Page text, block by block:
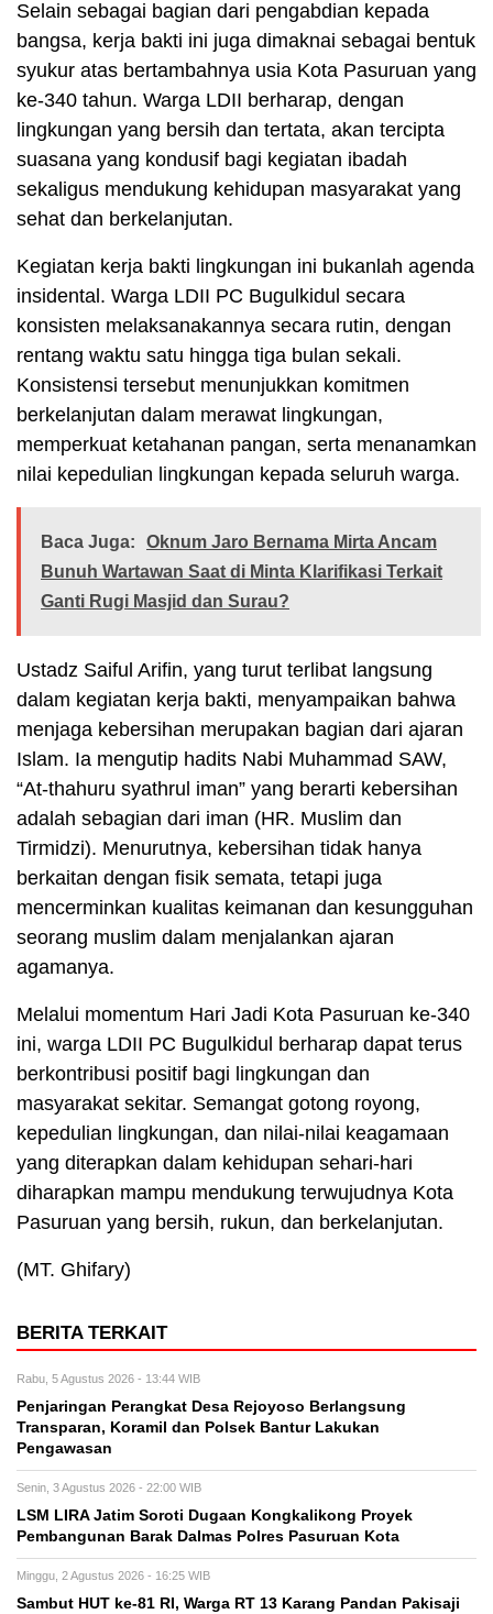
Selain sebagai bagian dari pengabdian kepada
bangsa, kerja bakti ini juga dimaknai sebagai bentuk
syukur atas bertambahnya usia Kota Pasuruan yang
ke-340 tahun. Warga LDII berharap, dengan
lingkungan yang bersih dan tertata, akan tercipta
suasana yang kondusif bagi kegiatan ibadah
sekaligus mendukung kehidupan masyarakat yang
sehat dan berkelanjutan.
Kegiatan kerja bakti lingkungan ini bukanlah agenda
insidental. Warga LDII PC Bugulkidul secara
konsisten melaksanakannya secara rutin, dengan
rentang waktu satu hingga tiga bulan sekali.
Konsistensi tersebut menunjukkan komitmen
berkelanjutan dalam merawat lingkungan,
memperkuat ketahanan pangan, serta menanamkan
nilai kepedulian lingkungan kepada seluruh warga.
Baca Juga:
Oknum Jaro Bernama Mirta Ancam
Bunuh Wartawan Saat di Minta Klarifikasi Terkait
Ganti Rugi Masjid dan Surau?
Ustadz Saiful Arifin, yang turut terlibat langsung
dalam kegiatan kerja bakti, menyampaikan bahwa
menjaga kebersihan merupakan bagian dari ajaran
Islam. Ia mengutip hadits Nabi Muhammad SAW,
“At-thahuru syathrul iman” yang berarti kebersihan
adalah sebagian dari iman (HR. Muslim dan
Tirmidzi). Menurutnya, kebersihan tidak hanya
berkaitan dengan fisik semata, tetapi juga
mencerminkan kualitas keimanan dan kesungguhan
seorang muslim dalam menjalankan ajaran
agamanya.
Melalui momentum Hari Jadi Kota Pasuruan ke-340
ini, warga LDII PC Bugulkidul berharap dapat terus
berkontribusi positif bagi lingkungan dan
masyarakat sekitar. Semangat gotong royong,
kepedulian lingkungan, dan nilai-nilai keagamaan
yang diterapkan dalam kehidupan sehari-hari
diharapkan mampu mendukung terwujudnya Kota
Pasuruan yang bersih, rukun, dan berkelanjutan.
(MT. Ghifary)
BERITA TERKAIT
Rabu, 5 Agustus 2026 - 13:44 WIB
Penjaringan Perangkat Desa Rejoyoso Berlangsung
Transparan, Koramil dan Polsek Bantur Lakukan
Pengawasan
Senin, 3 Agustus 2026 - 22:00 WIB
LSM LIRA Jatim Soroti Dugaan Kongkalikong Proyek
Pembangunan Barak Dalmas Polres Pasuruan Kota
Minggu, 2 Agustus 2026 - 16:25 WIB
Sambut HUT ke-81 RI, Warga RT 13 Karang Pandan Pakisaji